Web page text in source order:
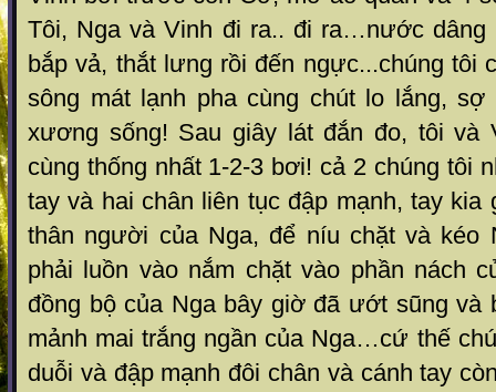
Tôi, Nga và Vinh đi ra.. đi ra…nước dâng
bắp vả, thắt lưng rồi đến ngực...chúng tôi
sông mát lạnh pha cùng chút lo lắng,
xương sống! Sau giây lát đắn đo, tôi và
cùng thống nhất 1-2-3 bơi! cả 2 chúng tôi
tay và hai chân liên tục đập mạnh, tay kia
thân người của Nga, để níu chặt và kéo
phải luồn vào nắm chặt vào phần nách
đồng bộ của Nga bây giờ đã ướt sũng và
mảnh mai trắng ngần của Nga…cứ thế
duỗi và đập mạnh đôi chân và cánh tay